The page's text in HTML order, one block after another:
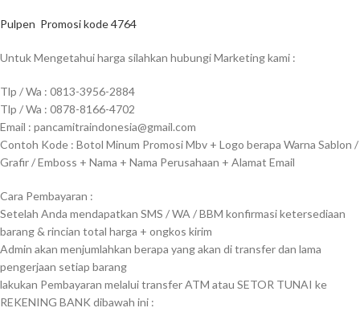
Pulpen Promosi kode 4764
Untuk Mengetahui harga silahkan hubungi Marketing kami :
Tlp / Wa : 0813-3956-2884
Tlp / Wa : 0878-8166-4702
Email : pancamitraindonesia@gmail.com
Contoh Kode : Botol Minum Promosi Mbv + Logo berapa Warna Sablon /
Grafir / Emboss + Nama + Nama Perusahaan + Alamat Email
Cara Pembayaran :
Setelah Anda mendapatkan SMS / WA / BBM konfirmasi ketersediaan
barang & rincian total harga + ongkos kirim
Admin akan menjumlahkan berapa yang akan di transfer dan lama
pengerjaan setiap barang
lakukan Pembayaran melalui transfer ATM atau SETOR TUNAI ke
REKENING BANK dibawah ini :